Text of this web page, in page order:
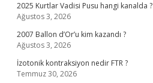
2025 Kurtlar Vadisi Pusu hangi kanalda ?
Ağustos 3, 2026
2007 Ballon d’Or’u kim kazandı ?
Ağustos 3, 2026
İzotonik kontraksiyon nedir FTR ?
Temmuz 30, 2026